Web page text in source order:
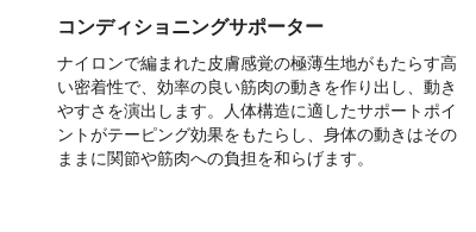
コンディショニングサポーター
ナイロンで編まれた皮膚感覚の極薄生地がもたらす高
い密着性で、効率の良い筋肉の動きを作り出し、動き
やすさを演出します。人体構造に適したサポートポイ
ントがテーピング効果をもたらし、身体の動きはその
ままに関節や筋肉への負担を和らげます。